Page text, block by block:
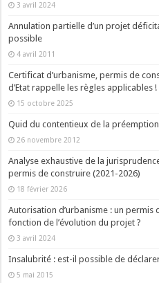
3 avril 2024
Annulation partielle d’un projet
possible
4 avril 2011
Certificat d’urbanisme, permis de
d’Etat rappelle les règles applicables !
15 octobre 2025
Quid du contentieux de la préemption
26 novembre 2012
Analyse exhaustive de la
permis de construire (2021-2026)
18 février 2026
Autorisation d’urbanisme : un
fonction de l’évolution du projet ?
3 avril 2024
Insalubrité : est-il possible de
5 mai 2015